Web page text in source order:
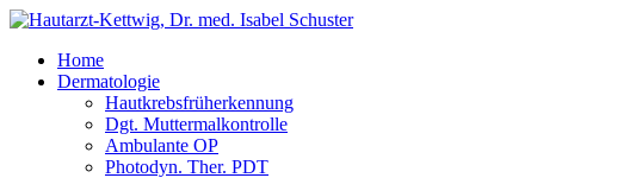
Home
Dermatologie
Hautkrebsfrüherkennung
Dgt. Muttermalkontrolle
Ambulante OP
Photodyn. Ther. PDT